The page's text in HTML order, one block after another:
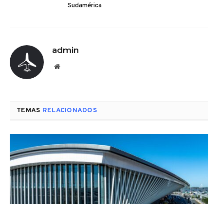
Sudamérica
admin
Website
TEMAS RELACIONADOS